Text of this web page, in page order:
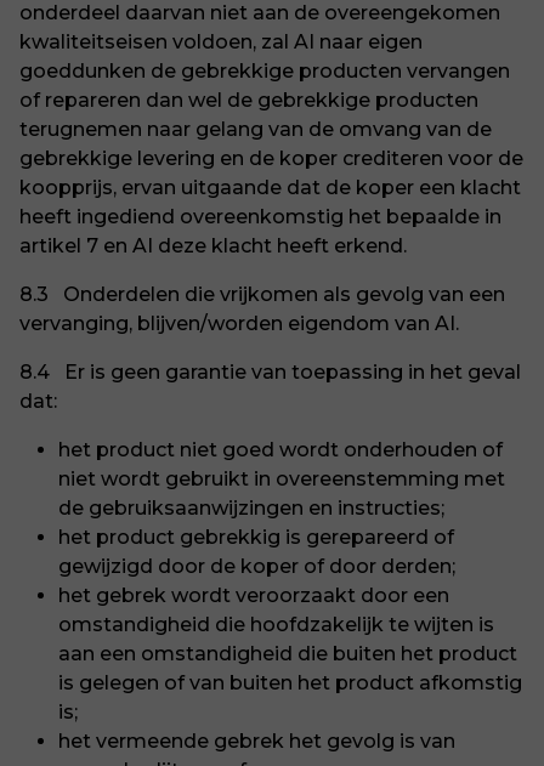
onderdeel daarvan niet aan de overeengekomen
kwaliteitseisen voldoen, zal AI naar eigen
goeddunken de gebrekkige producten vervangen
of repareren dan wel de gebrekkige producten
terugnemen naar gelang van de omvang van de
gebrekkige levering en de koper crediteren voor de
koopprijs, ervan uitgaande dat de koper een klacht
heeft ingediend overeenkomstig het bepaalde in
artikel 7 en AI deze klacht heeft erkend.
8.3 Onderdelen die vrijkomen als gevolg van een
vervanging, blijven/worden eigendom van AI.
8.4 Er is geen garantie van toepassing in het geval
dat:
het product niet goed wordt onderhouden of
niet wordt gebruikt in overeenstemming met
de gebruiksaanwijzingen en instructies;
het product gebrekkig is gerepareerd of
gewijzigd door de koper of door derden;
het gebrek wordt veroorzaakt door een
omstandigheid die hoofdzakelijk te wijten is
aan een omstandigheid die buiten het product
is gelegen of van buiten het product afkomstig
is;
het vermeende gebrek het gevolg is van